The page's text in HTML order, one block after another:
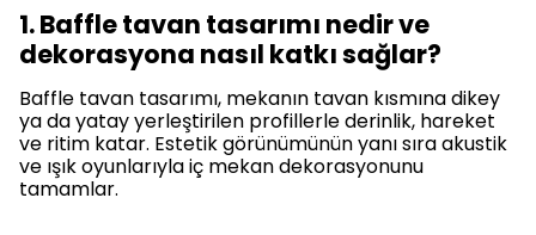
1. Baffle tavan tasarımı nedir ve
dekorasyona nasıl katkı sağlar?
Baffle tavan tasarımı, mekanın tavan kısmına dikey
ya da yatay yerleştirilen profillerle derinlik, hareket
ve ritim katar. Estetik görünümünün yanı sıra akustik
ve ışık oyunlarıyla iç mekan dekorasyonunu
tamamlar.